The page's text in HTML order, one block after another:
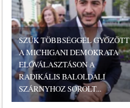
SZŰK TÖBBSÉGGEL GYŐZÖTT
A MICHIGANI DEMOKRATA
ELŐVÁLASZTÁSON A
RADIKÁLIS BALOLDALI
SZÁRNYHOZ SOROLT...